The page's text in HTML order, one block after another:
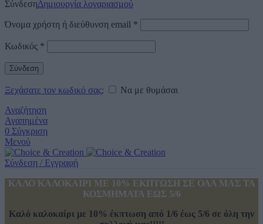
ΣύνδεσηΔημιουργία λογαριασμού
Όνομα χρήστη ή διεύθυνση email *
Κωδικός *
Σύνδεση
Ξεχάσατε τον κωδικό σας;
Να με θυμάσαι
Αναζήτηση
Αγαπημένα
0 Σύγκριση
Μενού
Σύνδεση / Εγγραφή
ΚΑΛΟ ΚΑΛΟΚΑΙΡΙ ΜΕ 10% ΕΚΠΤΩΣΗ ΣΕ ΟΛΑ ΜΑΣ ΤΑ
ΚΟΣΜΗΜΑΤΑ ΕΩΣ 5/6
Καλό καλοκαίρι με 10% έκπτωση από 1/6 έως 5/6 σε όλη την